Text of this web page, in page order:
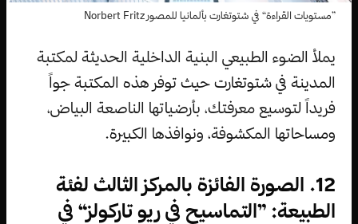
”مستويات القراءة“ في شتوتغارت بألمانيا للمصور Norbert Fritz
يملأ الضوء الطبيعي البنية الداخلية الحديثة لمكتبة
المدينة في شتوتغارت حيث توفر هذه المكتبة جواً
فريداً لتوسيع معرفتك، بأرضياتها الناصعة البياض،
ومساحاتها المكشوفة، ونوافذها الكبيرة.
12. الصورة الفائزة بالمركز الثالث لفئة
الطبيعة: ”التماسيح في ريو تاركولز“ في